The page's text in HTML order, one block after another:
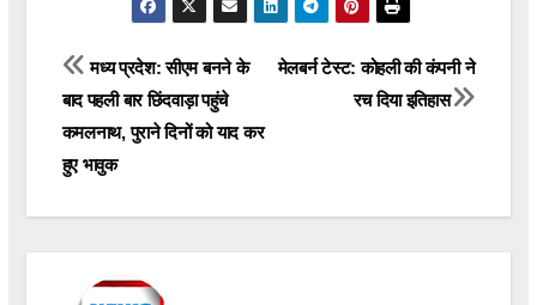
Post
navigation
मेलबर्न टेस्ट: कोहली की कंपनी ने
रच दिया इतिहास
मध्य प्रदेश: सीएम बनने के
बाद पहली बार छिंदवाड़ा पहुंचे
कमलनाथ, पुराने दिनों को याद कर
हुए भावुक